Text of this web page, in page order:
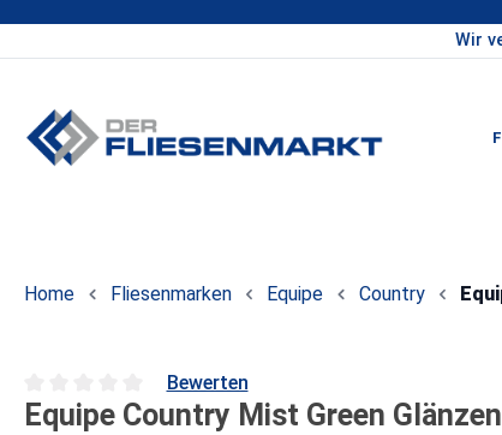
Wir
Home Fliesenmarken Equipe Country
Durchschnittliche Bewertung von 0 von 5 Sternen
Bewerten
Equipe Country Mist Green